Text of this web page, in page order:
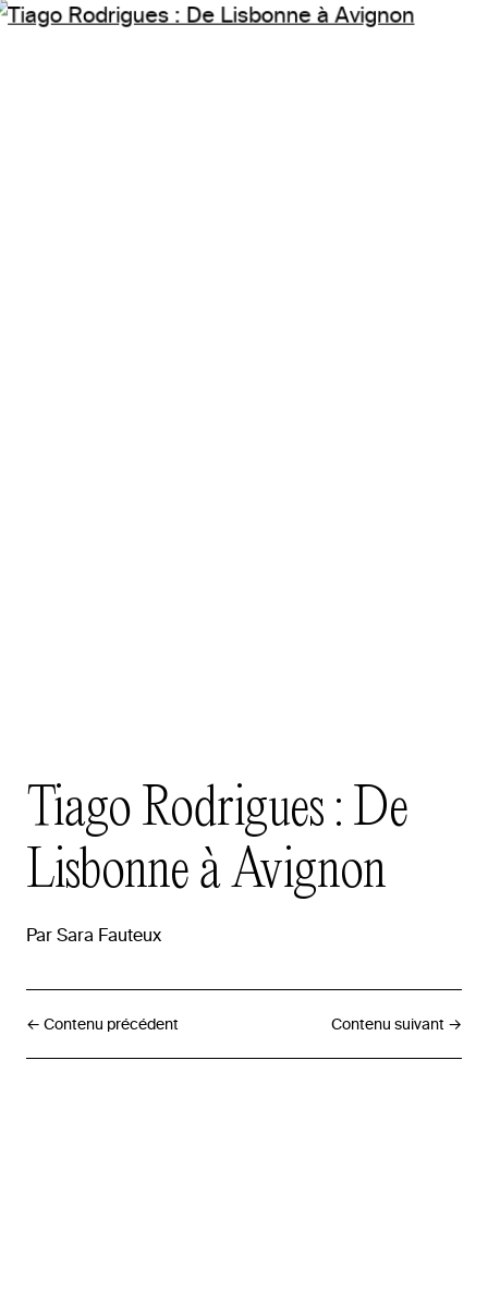
Tiago Rodrigues : De
Lisbonne àAvignon
Par Sara Fauteux
← Contenu précédent Contenu suivant →